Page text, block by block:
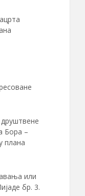
Бора –
плана
или
бр. 3.